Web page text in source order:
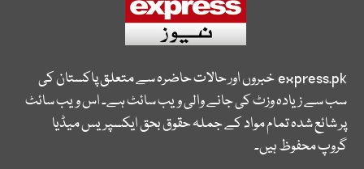
express.pkخبروں اور حالات حاضرہ سے متعلق پاکستان کی
سب سے زیادہ وزٹ کی جانے والی ویب سائٹ ہے۔ اس ویب سائٹ
پر شائع شدہ تمام مواد کے جملہ حقوق بحق ایکسپریس میڈیا
گروپ محفوظ ہیں۔